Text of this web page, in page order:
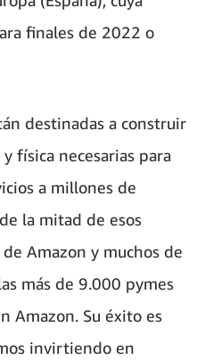
finales de 2022 o
destinadas a construir
física necesarias para
a millones de
la mitad de esos
Amazon y muchos de
más de 9.000 pymes
Amazon. Su éxito es
invirtiendo en